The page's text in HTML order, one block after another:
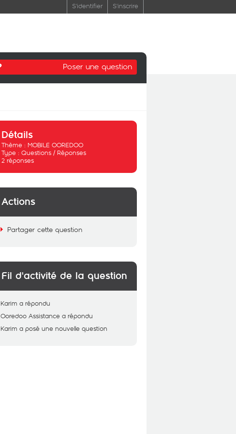
S'identifier S'inscrire
Poser une question
Détails
Thème : MOBILE OOREDOO
Type : Questions / Réponses
2 réponses
Actions
Partager cette question
Fil d'activité de la question
Karim a répondu
Ooredoo Assistance a répondu
Karim a posé une nouvelle question